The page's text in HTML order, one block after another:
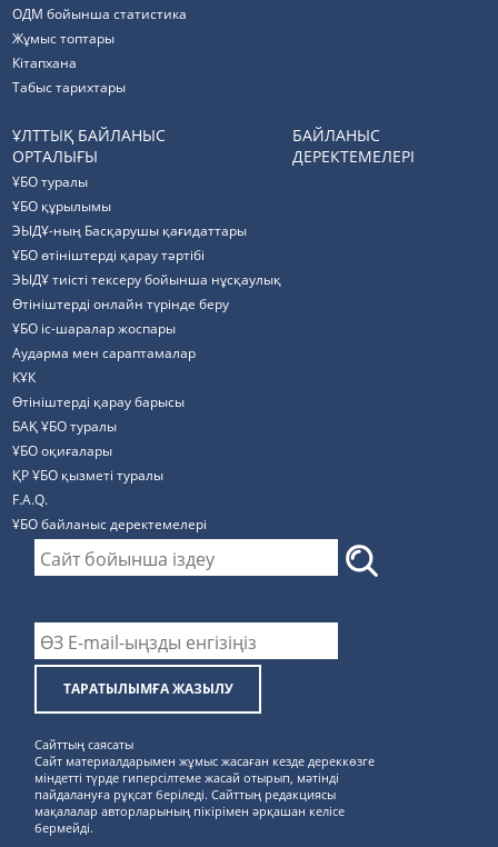
ОДМ бойынша статистика
Жұмыс топтары
Кітапхана
Табыс тарихтары
ҰЛТТЫҚ БАЙЛАНЫС
ОРТАЛЫҒЫ
ҰБО туралы
ҰБО құрылымы
ЭЫДҰ-ның Басқарушы қағидаттары
ҰБО өтініштерді қарау тәртібі
ЭЫДҰ тиісті тексеру бойынша нұсқаулық
Өтініштерді онлайн түрінде беру
ҰБО іс-шаралар жоспары
Аударма мен сараптамалар
КҰК
Өтініштерді қарау барысы
БАҚ ҰБО туралы
ҰБО оқиғалары
ҚР ҰБО қызметі туралы
F.A.Q.
ҰБО байланыс деректемелерi
БАЙЛАНЫС
ДЕРЕКТЕМЕЛЕРІ
ТАРАТЫЛЫМҒА ЖАЗЫЛУ
Сайттың саясаты
Сайт материалдарымен жұмыс жасаған кезде дереккөзге
міндетті түрде гиперсілтеме жасай отырып, мәтінді
пайдалануға рұқсат беріледі. Сайттың редакциясы
мақалалар авторларының пікірімен әрқашан келісе
бермейді.